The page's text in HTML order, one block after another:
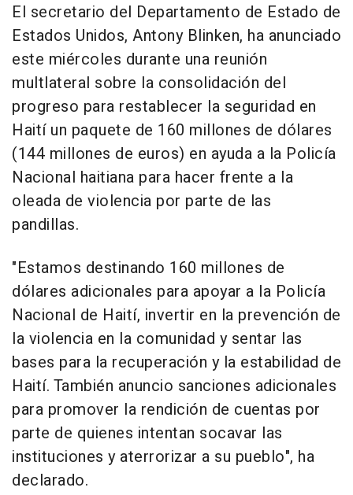
El secretario del Departamento de Estado de
Estados Unidos, Antony Blinken, ha anunciado
este miércoles durante una reunión
multlateral sobre la consolidación del
progreso para restablecer la seguridad en
Haití un paquete de 160 millones de dólares
(144 millones de euros) en ayuda a la Policía
Nacional haitiana para hacer frente a la
oleada de violencia por parte de las
pandillas.
"Estamos destinando 160 millones de
dólares adicionales para apoyar a la Policía
Nacional de Haití, invertir en la prevención de
la violencia en la comunidad y sentar las
bases para la recuperación y la estabilidad de
Haití. También anuncio sanciones adicionales
para promover la rendición de cuentas por
parte de quienes intentan socavar las
instituciones y aterrorizar a su pueblo", ha
declarado.